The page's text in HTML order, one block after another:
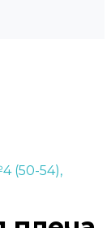
(50-54),